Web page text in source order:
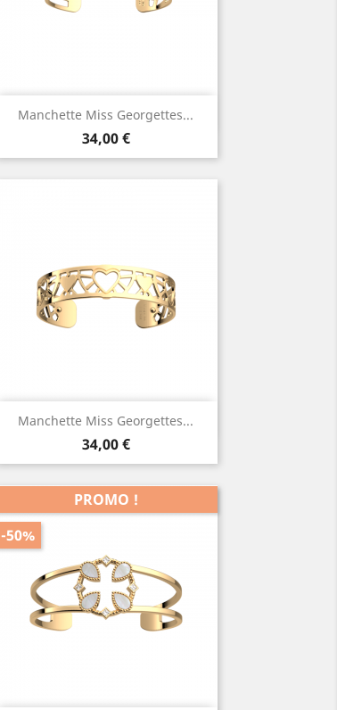
Manchette Miss Georgettes...
Prix
34,00 €
Aperçu rapide
Manchette Miss Georgettes...
Prix
34,00 €
Aperçu rapide
PROMO !
-50%